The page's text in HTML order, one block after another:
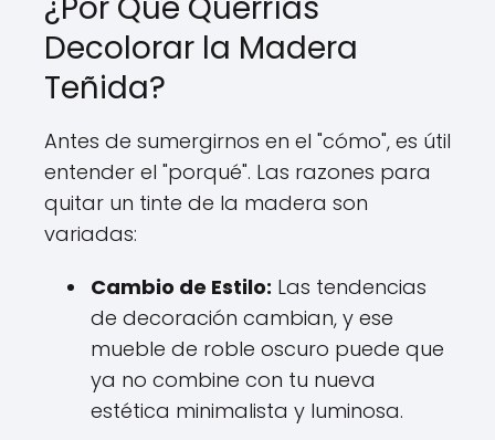
Decolorar la Madera
Teñida?
Antes de sumergirnos en el "cómo", es útil
entender el "porqué". Las razones para
quitar un tinte de la madera son
variadas:
Cambio de Estilo: Las tendencias
de decoración cambian, y ese
mueble de roble oscuro puede que
ya no combine con tu nueva
estética minimalista y luminosa.